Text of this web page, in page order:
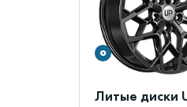
Литые диски